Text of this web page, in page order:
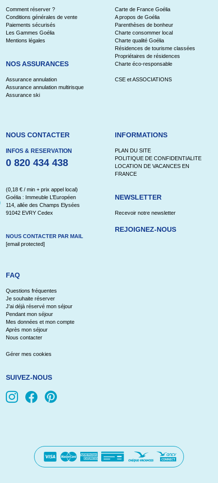
Comment réserver ?
Conditions générales de vente
Paiements sécurisés
Les Gammes Goélia
Mentions légales
NOS ASSURANCES
Assurance annulation
Assurance annulation multirisque
Assurance ski
Carte de France Goélia
A propos de Goélia
Parenthèses de bonheur
Charte consommer local
Charte qualité Goélia
Résidences de tourisme classées
Propriétaires de résidences
Charte éco-responsable
CSE et ASSOCIATIONS
NOUS CONTACTER
INFOS & RESERVATION
0 820 434 438
(0,18 € / min + prix appel local)
Goélia : Immeuble L’Européen
114, allée des Champs Elysées
91042 EVRY Cedex
NOUS CONTACTER PAR MAIL
[email protected]
INFORMATIONS
PLAN DU SITE
POLITIQUE DE CONFIDENTIALITE
LOCATION DE VACANCES EN
FRANCE
NEWSLETTER
Recevoir notre newsletter
REJOIGNEZ-NOUS
FAQ
Questions fréquentes
Je souhaite réserver
J'ai déjà réservé mon séjour
Pendant mon séjour
Mes données et mon compte
Après mon séjour
Nous contacter
Gérer mes cookies
SUIVEZ-NOUS